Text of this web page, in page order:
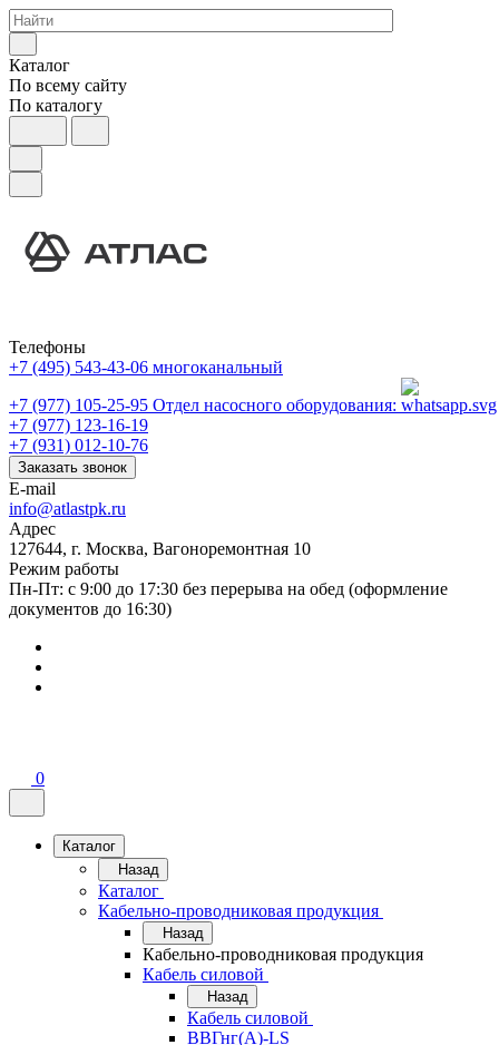
Каталог
По всему сайту
По каталогу
Телефоны
+7 (495) 543-43-06 многоканальный
+7 (977) 105-25-95 Отдел насосного оборудования:
+7 (977) 123-16-19
+7 (931) 012-10-76
Заказать звонок
E-mail
info@atlastpk.ru
Адрес
127644, г. Москва, Вагоноремонтная 10
Режим работы
Пн-Пт: с 9:00 до 17:30 без перерыва на обед (оформление
документов до 16:30)
0
Каталог
Назад
Каталог
Кабельно-проводниковая продукция
Назад
Кабельно-проводниковая продукция
Кабель силовой
Назад
Кабель силовой
ВВГнг(А)-LS